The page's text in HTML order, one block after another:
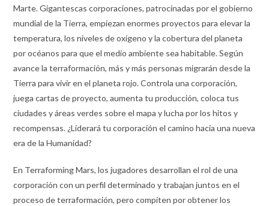
Marte. Gigantescas corporaciones, patrocinadas por el gobierno
mundial de la Tierra, empiezan enormes proyectos para elevar la
temperatura, los niveles de oxígeno y la cobertura del planeta
por océanos para que el medio ambiente sea habitable. Según
avance la terraformación, más y más personas migrarán desde la
Tierra para vivir en el planeta rojo. Controla una corporación,
juega cartas de proyecto, aumenta tu producción, coloca tus
ciudades y áreas verdes sobre el mapa y lucha por los hitos y
recompensas. ¿Liderará tu corporación el camino hacia una nueva
era de la Humanidad?
En Terraforming Mars, los jugadores desarrollan el rol de una
corporación con un perfil determinado y trabajan juntos en el
proceso de terraformación, pero compiten por obtener los